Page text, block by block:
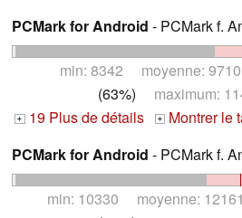
PCMark for Android - PCMark f.
min: 8342 moyenne:
(63%) maximum:
+ 19 Plus de détails +
Montrer le
PCMark for Android - PCMark f.
min: 10330 moyenne: